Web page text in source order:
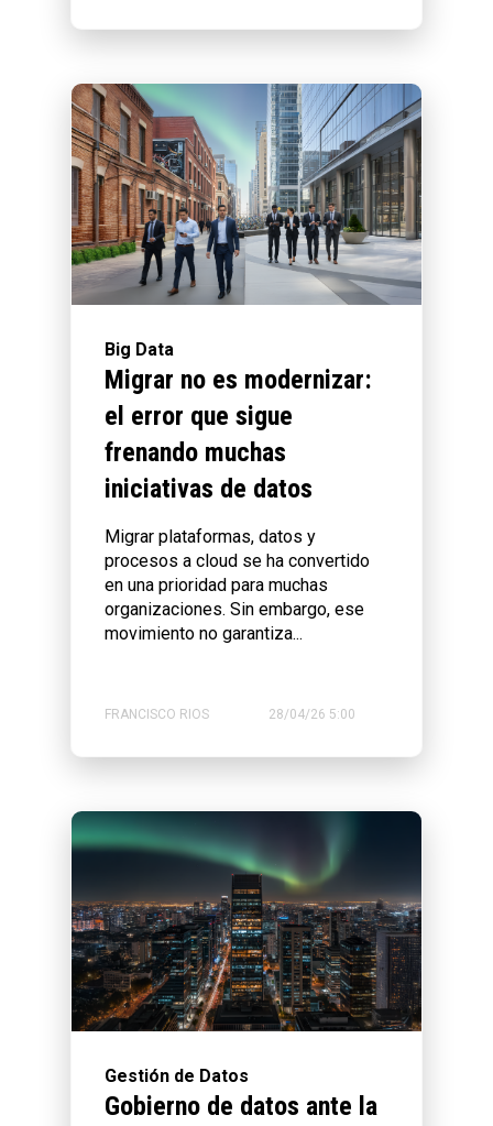
Big Data
Migrar no es modernizar:
el error que sigue
frenando muchas
iniciativas de datos
Migrar plataformas, datos y
procesos a cloud se ha convertido
en una prioridad para muchas
organizaciones. Sin embargo, ese
movimiento no garantiza...
FRANCISCO RIOS 28/04/26 5:00
Gestión de Datos
Gobierno de datos ante la